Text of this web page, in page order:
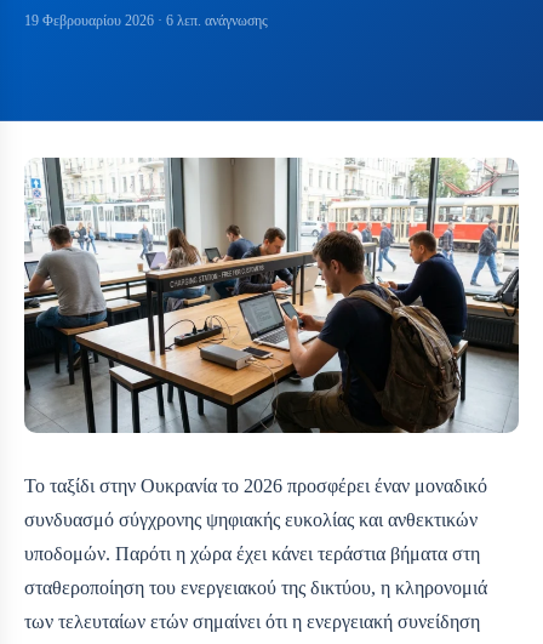
19 Φεβρουαρίου 2026 · 6 λεπ. ανάγνωσης
Το ταξίδι στην Ουκρανία το 2026 προσφέρει έναν μοναδικό
συνδυασμό σύγχρονης ψηφιακής ευκολίας και ανθεκτικών
υποδομών. Παρότι η χώρα έχει κάνει τεράστια βήματα στη
σταθεροποίηση του ενεργειακού της δικτύου, η κληρονομιά
των τελευταίων ετών σημαίνει ότι η ενεργειακή συνείδηση